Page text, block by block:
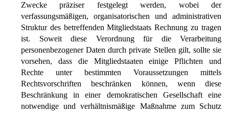
Zwecke präziser festgelegt werden, wobei der
verfassungsmäßigen, organisatorischen und administrativen
Struktur des betreffenden Mitgliedstaats Rechnung zu tragen
ist. Soweit diese Verordnung für die Verarbeitung
personenbezogener Daten durch private Stellen gilt, sollte sie
vorsehen, dass die Mitgliedstaaten einige Pflichten und
Rechte unter bestimmten Voraussetzungen mittels
Rechtsvorschriften beschränken können, wenn diese
Beschränkung in einer demokratischen Gesellschaft eine
notwendige und verhältnismäßige Maßnahme zum Schutz